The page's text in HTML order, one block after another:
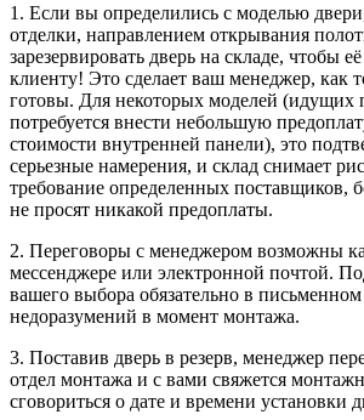
1. Если вы определились с моделью
отделки, направлением открывания
зарезервировать дверь на складе, чтобы
клиенту! Это сделает ваш менеджер, как
готовы. Для некоторых моделей (идущих
потребуется внести небольшую
стоимости внутренней панели), это
серьезные намерения, и склад снимает
требование определенных поставщиков,
не просят никакой предоплаты.
2. Переговоры с менеджером возможны
мессенджере или электронной почтой.
вашего выбора обязательно в
недоразумений в момент монтажа.
3. Поставив дверь в резерв, менеджер
отдел монтажа и с вами свяжется
сговориться о дате и времени установки